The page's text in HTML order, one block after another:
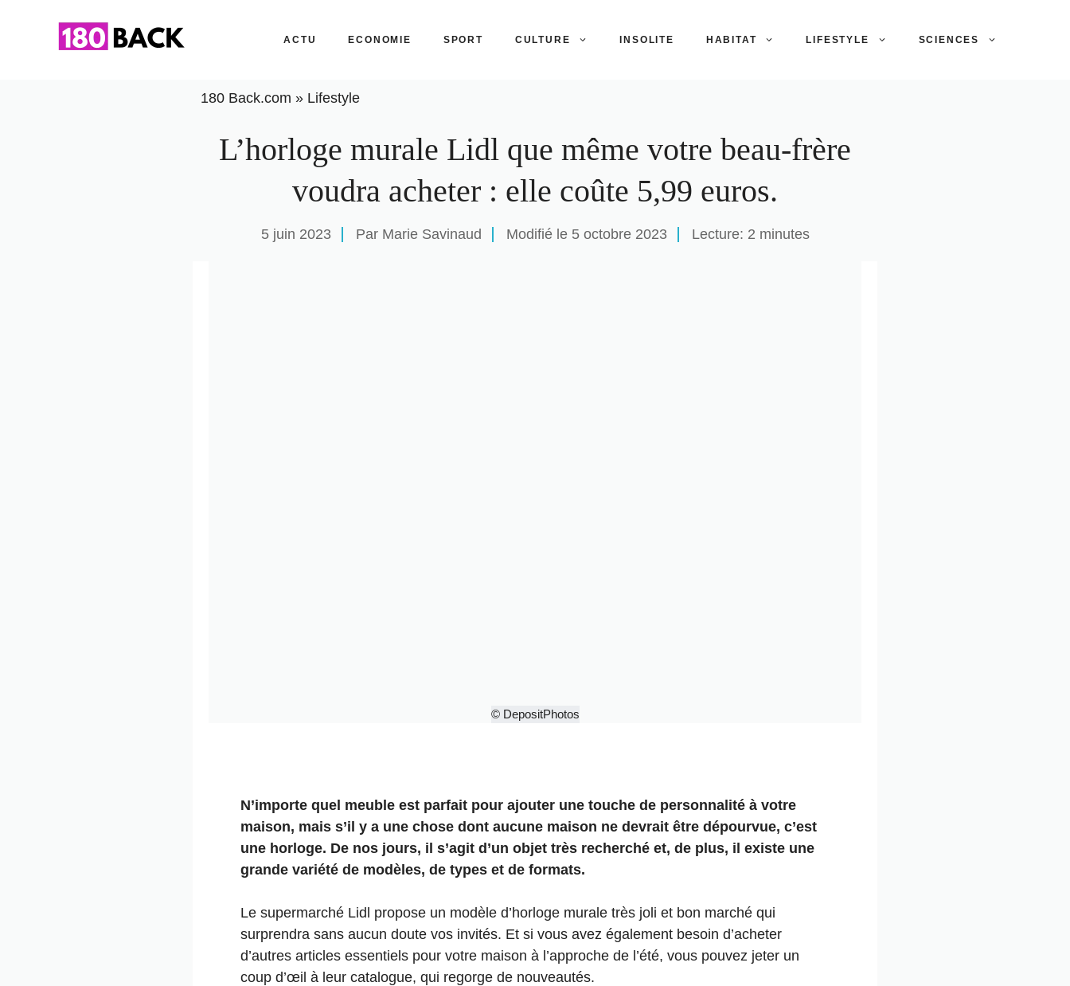
ACTU ECONOMIE SPORT CULTURE INSOLITE HABITAT LIFESTYLE SCIENCES
180 Back.com » Lifestyle
L’horloge murale Lidl que même votre beau-frère
voudra acheter : elle coûte 5,99 euros.
5 juin 2023 Par Marie Savinaud Modifié le 5 octobre 2023 Lecture: 2 minutes
© DepositPhotos
N’importe quel meuble est parfait pour ajouter une touche de personnalité à votre
maison, mais s’il y a une chose dont aucune maison ne devrait être dépourvue, c’est
une horloge. De nos jours, il s’agit d’un objet très recherché et, de plus, il existe une
grande variété de modèles, de types et de formats.
Le supermarché Lidl propose un modèle d’horloge murale très joli et bon marché qui
surprendra sans aucun doute vos invités. Et si vous avez également besoin d’acheter
d’autres articles essentiels pour votre maison à l’approche de l’été, vous pouvez jeter un
coup d’œil à leur catalogue, qui regorge de nouveautés.